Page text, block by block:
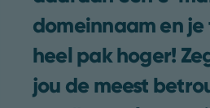
domeinnaam en
heel pak hoger!
jou de meest